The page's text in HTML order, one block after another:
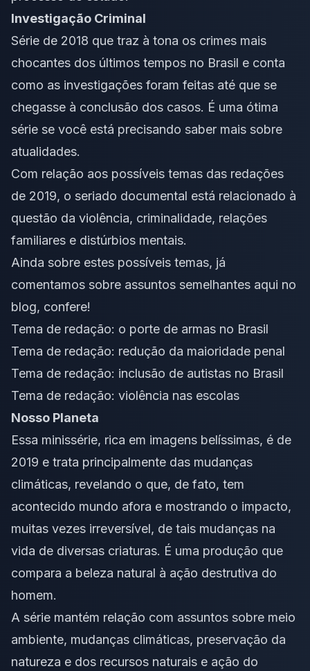
Investigação Criminal
Série de 2018 que traz à tona os crimes mais
chocantes dos últimos tempos no Brasil e conta
como as investigações foram feitas até que se
chegasse à conclusão dos casos. É uma ótima
série se você está precisando saber mais sobre
atualidades.
Com relação aos possíveis temas das redações
de 2019, o seriado documental está relacionado à
questão da violência, criminalidade, relações
familiares e distúrbios mentais.
Ainda sobre estes possíveis temas, já
comentamos sobre assuntos semelhantes aqui no
blog, confere!
Tema de redação: o porte de armas no Brasil
Tema de redação: redução da maioridade penal
Tema de redação: inclusão de autistas no Brasil
Tema de redação: violência nas escolas
Nosso Planeta
Essa minissérie, rica em imagens belíssimas, é de
2019 e trata principalmente das mudanças
climáticas, revelando o que, de fato, tem
acontecido mundo afora e mostrando o impacto,
muitas vezes irreversível, de tais mudanças na
vida de diversas criaturas. É uma produção que
compara a beleza natural à ação destrutiva do
homem.
A série mantém relação com assuntos sobre meio
ambiente, mudanças climáticas, preservação da
natureza e dos recursos naturais e ação do